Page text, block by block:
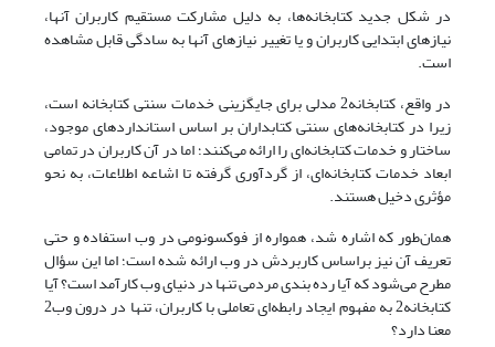
در شکل جدید کتابخانه‌ها، به دلیل مشارکت مستقیم کاربران آنها،
نیازهای ابتدایی کاربران و یا تغییر نیازهای آنها به سادگی قابل مشاهده
است.
در واقع، کتابخانه2 مدلی برای جایگزینی خدمات سنتی کتابخانه است،
زیرا در کتابخانه‌های سنتی کتابداران بر اساس استانداردهای موجود،
ساختار و خدمات کتابخانه‌ای را ارائه می‌کنند؛ اما در آن کاربران در تمامی
ابعاد خدمات کتابخانه‌ای، از گردآوری گرفته تا اشاعه اطلاعات، به نحو
مؤثری دخیل هستند.
همان‌طور که اشاره شد، همواره از فوکسونومی در وب استفاده و حتی
تعریف آن نیز براساس کاربردش در وب ارائه شده است؛ اما این سؤال
مطرح می‌شود که آیا رده بندی مردمی تنها در دنیای وب کارآمد است؟ آیا
کتابخانه2 به مفهوم ایجاد رابطه‌ای تعاملی با کاربران، تنها در درون وب2
معنا دارد؟